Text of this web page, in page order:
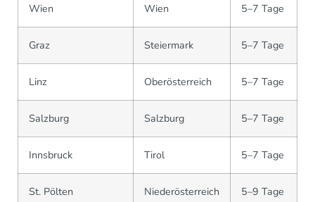
Wien Wien 5–7 Tage
Graz Steiermark 5–7 Tage
Linz Oberösterreich 5–7 Tage
Salzburg Salzburg 5–7 Tage
Innsbruck Tirol 5–7 Tage
St. Pölten Niederösterreich 5–9 Tage